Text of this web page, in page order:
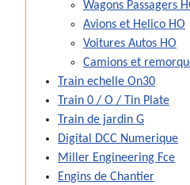
Wagons Passagers
Avions et Helico HO
Voitures Autos HO
Camions et
Train echelle On30
Train 0 / O / Tin Plate
Train de jardin G
Digital DCC Numerique
Miller Engineering Fce
Engins de Chantier